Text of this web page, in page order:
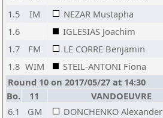
1.5
IM NEZAR Mustapha
1.6
IGLESIAS Joachim
1.7
FM LE CORRE Benjamin
1.8 WIM STEIL-ANTONI Fiona
Round 10 on 2017/05/27 at 14:30
Bo.
11 VANDOEUVRE
6.1
GM DONCHENKO Alexander